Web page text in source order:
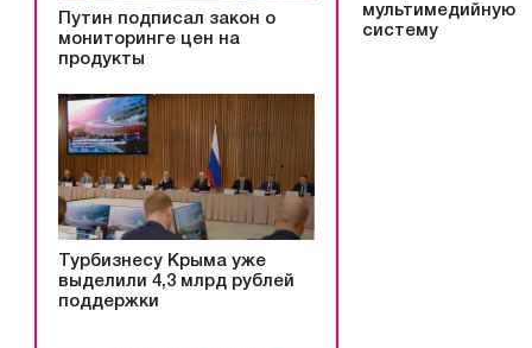
Путин подписал закон о
мониторинге цен на
продукты
Турбизнесу Крыма уже
выделили 4,3 млрд рублей
поддержки
мультимедийную
систему